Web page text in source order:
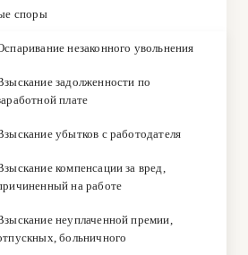
споры
незаконного увольнения
задолженности по
плате
убытков с работодателя
компенсации за вред,
на работе
неуплаченной премии,
больничного